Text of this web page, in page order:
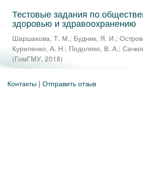
Тестовые задания по
здоровью и здравоохранению
Шаршакова, Т. М.; Будник, Я. И.;
Куриленко, А. Н.; Подоляко, В. А.;
(ГомГМУ, 2018)
Контакты | Отправить отзыв